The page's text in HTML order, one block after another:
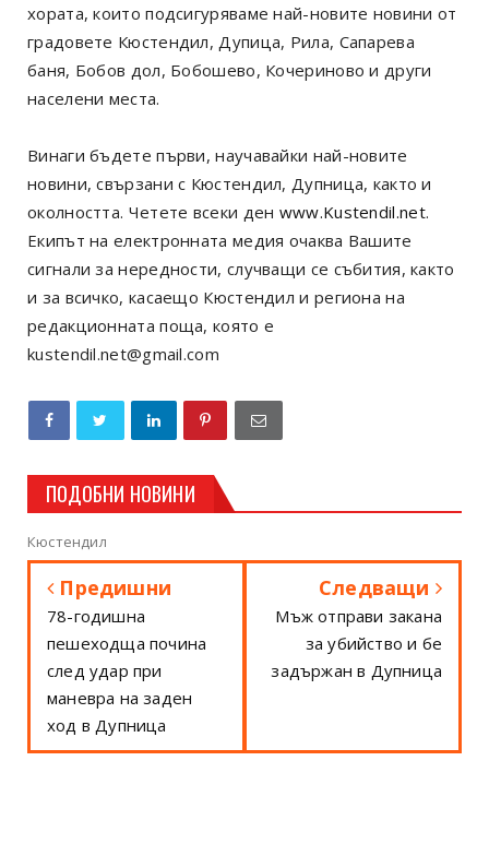
хората, които подсигуряваме най-новите новини от
градовете Кюстендил, Дупица, Рила, Сапарева
баня, Бобов дол, Бобошево, Кочериново и други
населени места.
Винаги бъдете първи, научавайки най-новите
новини, свързани с Кюстендил, Дупница, както и
околността. Четете всеки ден www.Kustendil.net.
Екипът на електронната медия очаква Вашите
сигнали за нередности, случващи се събития, както
и за всичко, касаещо Кюстендил и региона на
редакционната поща, която е
kustendil.net@gmail.com
ПОДОБНИ НОВИНИ
Кюстендил
Предишни
78-годишна
пешеходща почина
след удар при
маневра на заден
ход в Дупница
Следващи
Мъж отправи закана
за убийство и бе
задържан в Дупница